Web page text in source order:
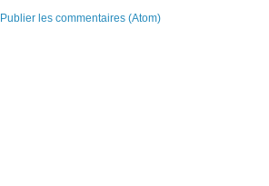
Publier les commentaires (Atom)